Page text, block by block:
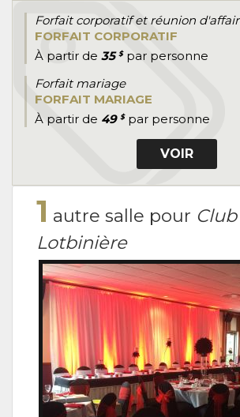
Forfait corporatif et réunion
FORFAIT CORPORATIF
À partir de 35$par personne
Forfait mariage
FORFAIT MARIAGE
À partir de 49 $par personne
VOIR
1 autre salle pour
Lotbinière